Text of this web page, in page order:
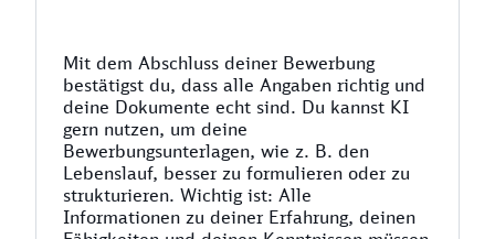
Mit dem Abschluss deiner Bewerbung
bestätigst du, dass alle Angaben richtig und
deine Dokumente echt sind. Du kannst KI
gern nutzen, um deine
Bewerbungsunterlagen, wie z. B. den
Lebenslauf, besser zu formulieren oder zu
strukturieren. Wichtig ist: Alle
Informationen zu deiner Erfahrung, deinen